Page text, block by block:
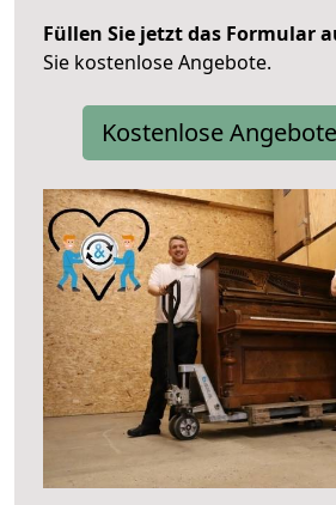
Füllen Sie jetzt das Formular
Sie kostenlose Angebote.
Kostenlose